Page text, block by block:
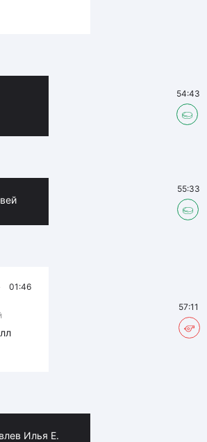
54:43
55:33
01:46
57:11
Илья Е.